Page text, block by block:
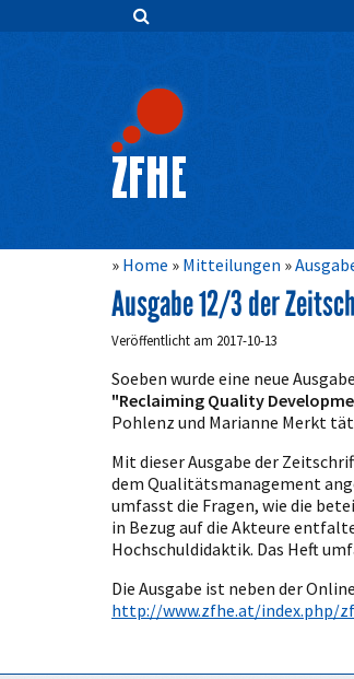
Zum
Hauptnavigation
Home Mitteilungen
Ausgabe 12/3 der
Veröffentlicht am 2017-10-13
Soeben wurde eine neue
"Reclaiming Quality
Pohlenz und Marianne Merkt
Mit dieser Ausgabe der
dem Qualitätsmanagement
umfasst die Fragen, wie die
in Bezug auf die Akteure
Hochschuldidaktik. Das Heft
Die Ausgabe ist neben der
http://www.zfhe.at/index.php/